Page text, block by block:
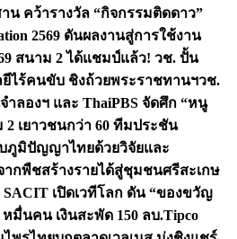
คว้ารางวัล “กิจกรรมติดดาว”
2569 ดันผลงานสู่การใช้งาน
สนาม 2 ได้แชมป์แล้ว! วช. ปั้น
ไร้คนขับ ชิงถ้วยพระราชทานฯวช.
ลองฯ และ ThaiPBS จัดศึก “หนู
2 เยาวชนกว่า 60 ทีมประชัน
ภูมิปัญญาไทยด้วยวิจัยและ
กพืชสร้างรายได้สู่ชุมชนศรีสะเกษ
เปิดเวทีโลก ดัน “ของขวัญ
มื่นคน เงินสะพัด 150 ลบ.Tipco